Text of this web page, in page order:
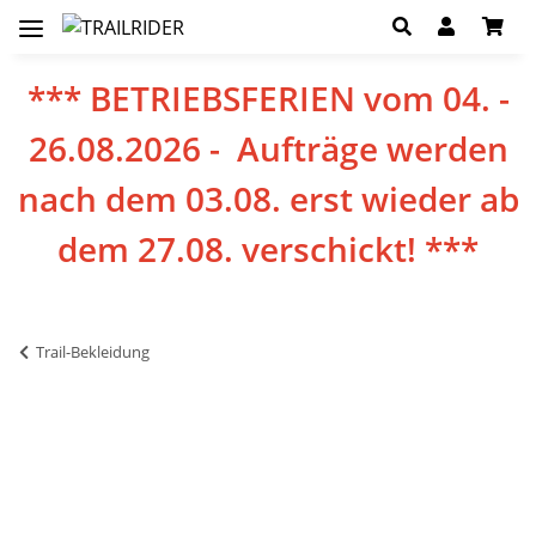
*** BETRIEBSFERIEN vom 04. -
26.08.2026 - Aufträge werden
nach dem 03.08. erst wieder ab
dem 27.08. verschickt! ***
Trail-Bekleidung